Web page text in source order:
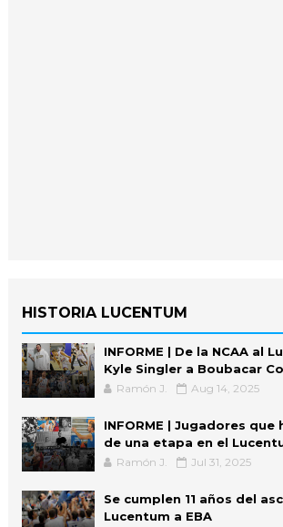
HISTORIA LUCENTUM
INFORME | De la NCAA al
Kyle Singler a Boubacar
Ramón J. Aug 14, 2025
INFORME | Jugadores que
de una etapa en el
Ramón J. Jul 31, 2025
Se cumplen 11 años del
Lucentum a EBA